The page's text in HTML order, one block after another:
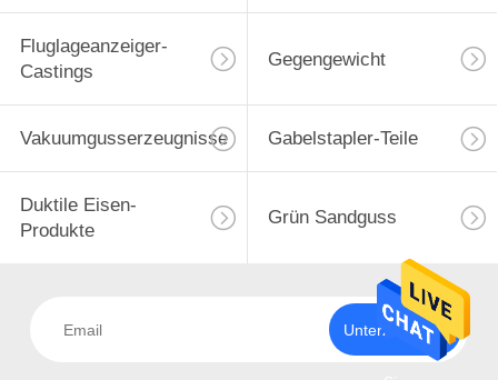
Fluglageanzeiger-
Castings
Gegengewicht
Vakuumgusserzeugnisse Gabelstapler-Teile
Duktile Eisen-
Produkte
Grün Sandguss
Unterzeichnen